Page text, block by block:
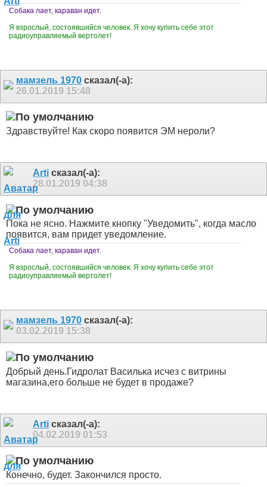
Собака лает, караван идет.
Я взрослый, состоявшийся человек. Я хочу купить себе этот
радиоуправляемый вертолет!
мамзель 1970 сказал(-а):
26.01.2019 15:48
Здравствуйте! Как скоро появится ЭМ нероли?
Arti сказал(-а):
28.01.2019 04:38
Пока не ясно. Нажмите кнопку "Уведомить", когда масло
появится, вам придет уведомление.
Собака лает, караван идет.
Я взрослый, состоявшийся человек. Я хочу купить себе этот
радиоуправляемый вертолет!
мамзель 1970 сказал(-а):
03.02.2019 15:38
Добрый день.Гидролат Василька исчез с витрины
магазина,его больше не будет в продаже?
Arti сказал(-а):
04.02.2019 01:53
Конечно, будет. Закончился просто.